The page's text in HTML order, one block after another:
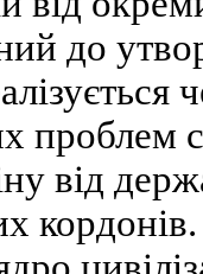
до
проблем
від